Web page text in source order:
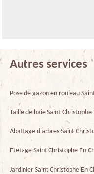
Autres services
Pose de gazon en rouleau
Taille de haie Saint Christophe
Abattage d'arbres Saint
Etetage Saint Christophe En
Jardinier Saint Christophe En